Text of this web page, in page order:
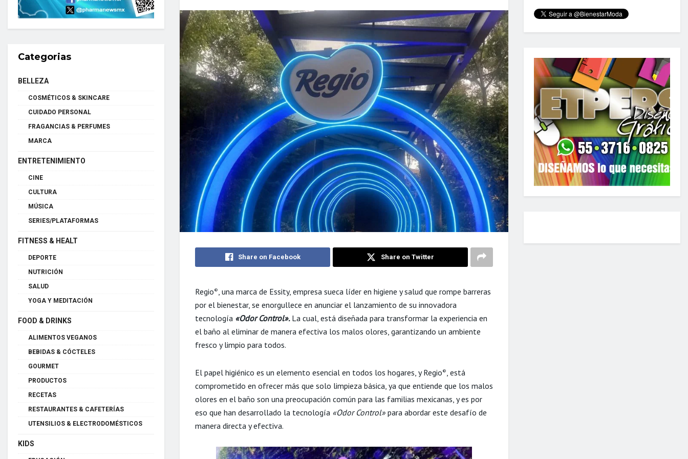
Share on Facebook Share on Twitter
Regio®, una marca de Essity, empresa sueca líder en higiene y salud que rompe barreras
por el bienestar, se enorgullece en anunciar el lanzamiento de su innovadora
tecnología «Odor Control».La cual, está diseñada para transformar la experiencia en
el baño al eliminar de manera efectiva los malos olores, garantizando un ambiente
fresco y limpio para todos.
El papel higiénico es un elemento esencial en todos los hogares, y Regio®, está
comprometido en ofrecer más que solo limpieza básica, ya que entiende que los malos
olores en el baño son una preocupación común para las familias mexicanas, y es por
eso que han desarrollado la tecnología «Odor Control» para abordar este desafío de
manera directa y efectiva.
Categorias
BELLEZA
COSMÉTICOS & SKINCARE
CUIDADO PERSONAL
FRAGANCIAS & PERFUMES
MARCA
ENTRETENIMIENTO
CINE
CULTURA
MÚSICA
SERIES/PLATAFORMAS
FITNESS & HEALT
DEPORTE
NUTRICIÓN
SALUD
YOGA Y MEDITACIÓN
FOOD & DRINKS
ALIMENTOS VEGANOS
BEBIDAS & CÓCTELES
GOURMET
PRODUCTOS
RECETAS
RESTAURANTES & CAFETERÍAS
UTENSILIOS & ELECTRODOMÉSTICOS
KIDS